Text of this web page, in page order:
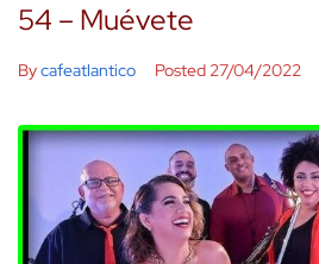
54 – Muévete
Bycafeatlantico Posted 27/04/2022